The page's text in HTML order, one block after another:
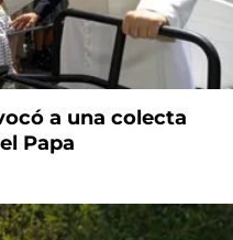
a una colecta
Papa